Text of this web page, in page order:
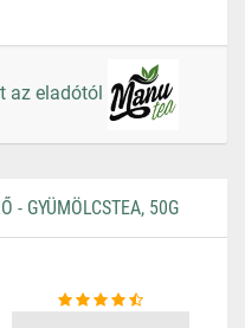
az eladótól
- GYÜMÖLCSTEA, 50G